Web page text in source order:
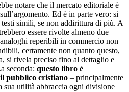
notare che il mercato editoriale è
Ed è in parte vero: si
simili, se non addirittura di più. A
essere rivolte almeno due
reperibili in commercio non
certamente non quanto questo,
si rivela preciso fino al dettaglio e
seconda: questo libro è
pubblico cristiano ‒ principalmente
sua utilità abbraccia ogni divisione